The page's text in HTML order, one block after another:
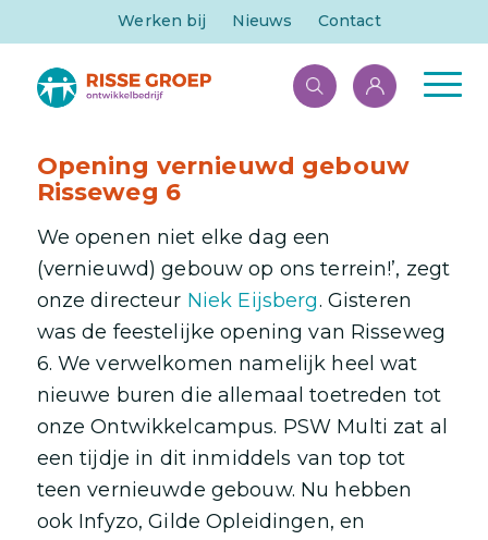
Werken bij Nieuws Contact
Opening vernieuwd gebouw
Risseweg 6
We openen niet elke dag een
(vernieuwd) gebouw op ons terrein!’, zegt
onze directeur Niek Eijsberg. Gisteren
was de feestelijke opening van Risseweg
6. We verwelkomen namelijk heel wat
nieuwe buren die allemaal toetreden tot
onze Ontwikkelcampus. PSW Multi zat al
een tijdje in dit inmiddels van top tot
teen vernieuwde gebouw. Nu hebben
ook Infyzo, Gilde Opleidingen, en